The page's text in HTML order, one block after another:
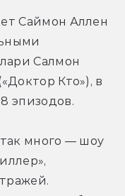
Саймон Аллен
Салмон
Кто»), в
эпизодов.
много — шоу